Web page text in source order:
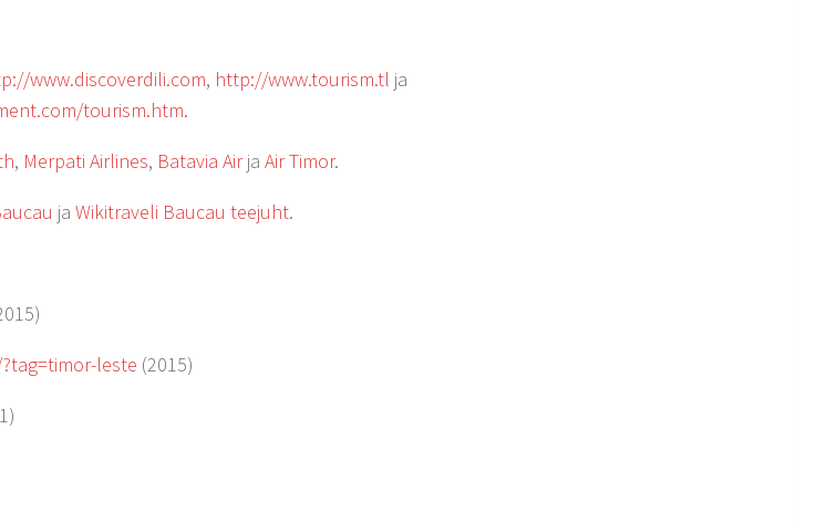
www.discoverdili.com, http://www.tourism.tl ja
tourism.htm.
, Merpati Airlines, Batavia Airja Air Timor.
ja Wikitraveli Baucau teejuht.
leste (2015)